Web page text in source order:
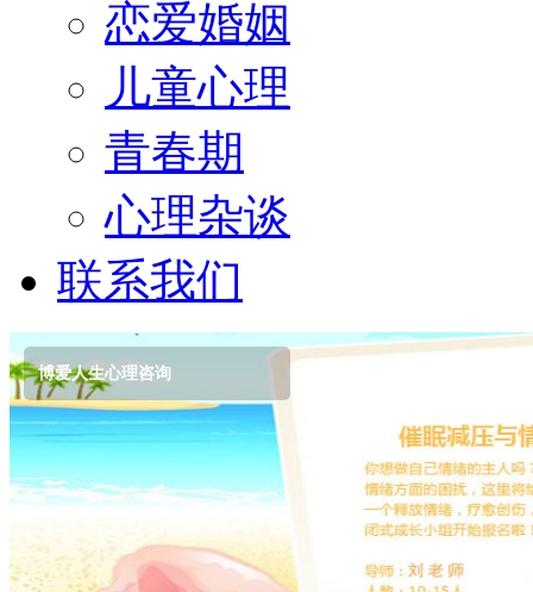
恋爱婚姻
儿童心理
青春期
心理杂谈
联系我们
博爱人生心理咨询